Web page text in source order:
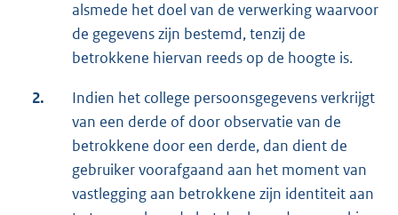
alsmede het doel van de verwerking waarvoor
de gegevens zijn bestemd, tenzij de
betrokkene hiervan reeds op de hoogte is.
2.
Indien het college persoonsgegevens verkrijgt
van een derde of door observatie van de
betrokkene door een derde, dan dient de
gebruiker voorafgaand aan het moment van
vastlegging aan betrokkene zijn identiteit aan